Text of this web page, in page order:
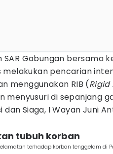
SAR Gabungan bersama
pencarian
menggunakan RIB (
di sepanjang
Siaga, I Wayan Juni
tubuh korban
terhadap korban tenggelam di